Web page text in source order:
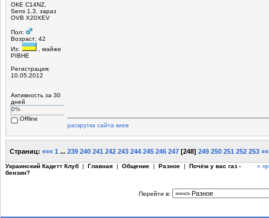
ОКЕ С14NZ,
Sens 1.3, зараз
ОVB X20XEV
Пол:
Возраст: 42
Из:
, майже
РІВНЕ
Регистрация:
10.05.2012
Активность за 30
дней
0%
Offline
раскрутка сайта киев
Страниц: ««« 1 ... 239 240 241 242 243 244 245 246 247 [248] 249 250 251 252 253
Украинский Кадетт Клуб | Главная | Общение | Разное | Почём у вас газ -
бензин?
«
Перейти в: